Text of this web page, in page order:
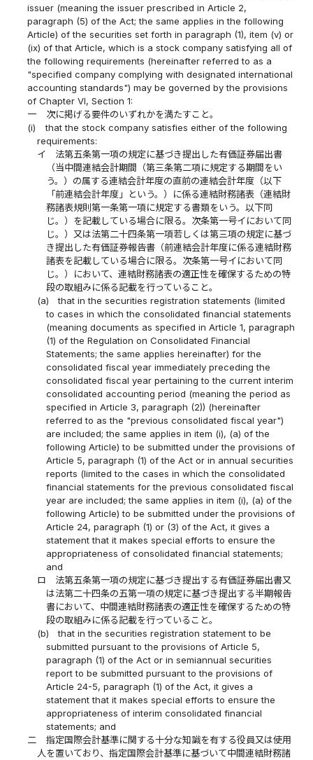
issuer (meaning the issuer prescribed in Article 2,
paragraph (5) of the Act; the same applies in the following
Article) of the securities set forth in paragraph (1), item (v) or
(ix) of that Article, which is a stock company satisfying all of
the following requirements (hereinafter referred to as a
"specified company complying with designated international
accounting standards") may be governed by the provisions
of Chapter VI, Section 1:
一
次に掲げる要件のいずれかを満たすこと。
(i)
that the stock company satisfies either of the following
requirements:
イ
法第五条第一項の規定に基づき提出した有価証券届出書
（当中間連結会計期間（第三条第二項に規定する期間をい
う。）の属する連結会計年度の直前の連結会計年度（以下
「前連結会計年度」という。）に係る連結財務諸表（連結財
務諸表規則第一条第一項に規定する書類をいう。以下同
じ。）を記載している場合に限る。次条第一号イにおいて同
じ。）又は法第二十四条第一項若しくは第三項の規定に基づ
き提出した有価証券報告書（前連結会計年度に係る連結財務
諸表を記載している場合に限る。次条第一号イにおいて同
じ。）において、連結財務諸表の適正性を確保するための特
段の取組みに係る記載を行っていること。
(a)
that in the securities registration statements (limited
to cases in which the consolidated financial statements
(meaning documents as specified in Article 1, paragraph
(1) of the Regulation on Consolidated Financial
Statements; the same applies hereinafter) for the
consolidated fiscal year immediately preceding the
consolidated fiscal year pertaining to the current interim
consolidated accounting period (meaning the period as
specified in Article 3, paragraph (2)) (hereinafter
referred to as the "previous consolidated fiscal year")
are included; the same applies in item (i), (a) of the
following Article) to be submitted under the provisions of
Article 5, paragraph (1) of the Act or in annual securities
reports (limited to the cases in which the consolidated
financial statements for the previous consolidated fiscal
year are included; the same applies in item (i), (a) of the
following Article) to be submitted under the provisions of
Article 24, paragraph (1) or (3) of the Act, it gives a
statement that it makes special efforts to ensure the
appropriateness of consolidated financial statements;
and
ロ
法第五条第一項の規定に基づき提出する有価証券届出書又
は法第二十四条の五第一項の規定に基づき提出する半期報告
書において、中間連結財務諸表の適正性を確保するための特
段の取組みに係る記載を行っていること。
(b)
that in the securities registration statement to be
submitted pursuant to the provisions of Article 5,
paragraph (1) of the Act or in semiannual securities
report to be submitted pursuant to the provisions of
Article 24-5, paragraph (1) of the Act, it gives a
statement that it makes special efforts to ensure the
appropriateness of interim consolidated financial
statements; and
二
指定国際会計基準に関する十分な知識を有する役員又は使用
人を置いており、指定国際会計基準に基づいて中間連結財務諸